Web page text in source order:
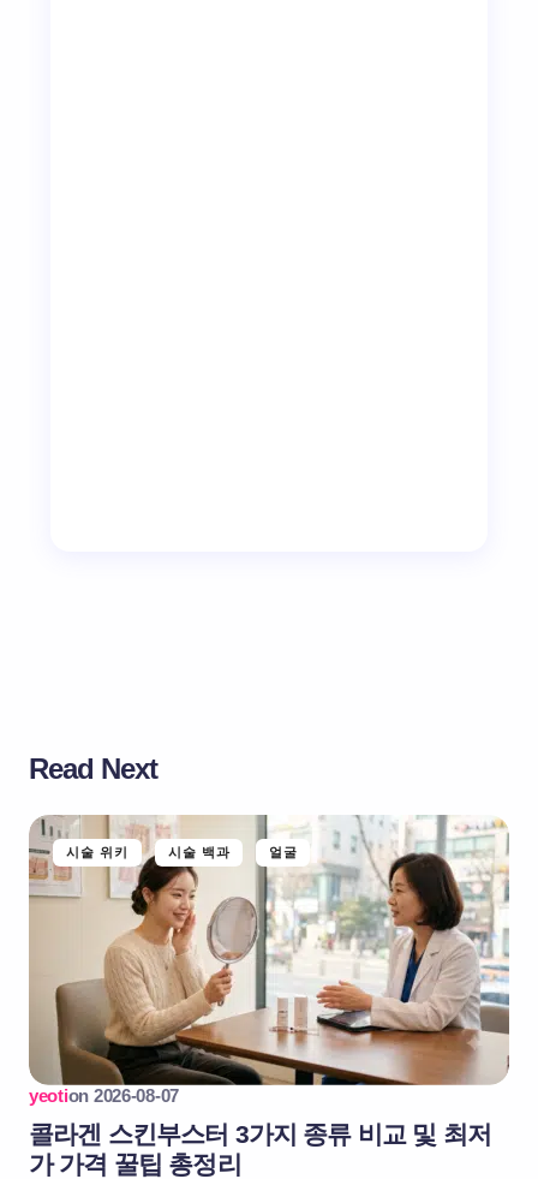
Read Next
시술 위키 시술 백과 얼굴
yeotion 2026-08-07
콜라겐 스킨부스터 3가지 종류 비교 및 최저
가 가격 꿀팁 총정리